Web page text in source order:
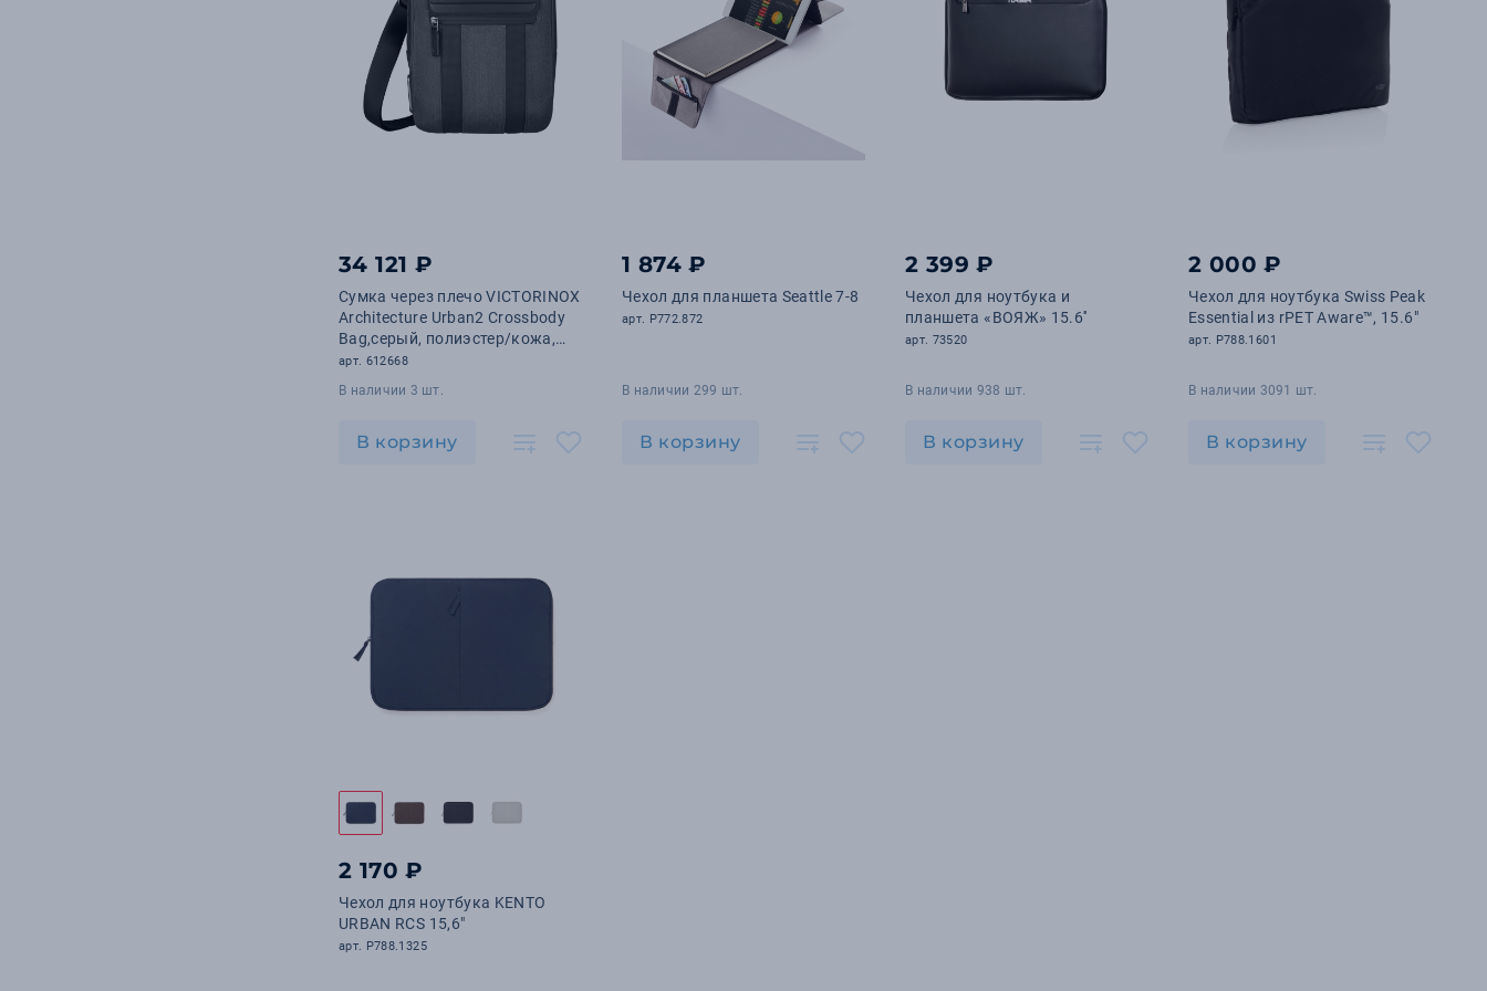
34 121 ₽
Сумка через плечо VICTORINOX
Architecture Urban2 Crossbody
Bag,серый, полиэстер/кожа,
9x22x28 см, 6 л
арт. 612668
В наличии 3 шт.
В корзину
1 874 ₽
Чехол для планшета Seattle 7-8
арт. P772.872
В наличии 299 шт.
В корзину
2 399 ₽
Чехол для ноутбука и
планшета «ВОЯЖ» 15.6''
арт. 73520
В наличии 938 шт.
В корзину
2 000 ₽
Чехол для ноутбука Swiss Peak
Essential из rPET Aware™, 15.6"
арт. P788.1601
В наличии 3091 шт.
В корзину
2 170 ₽
Чехол для ноутбука KENTO
URBAN RCS 15,6"
арт. P788.1325